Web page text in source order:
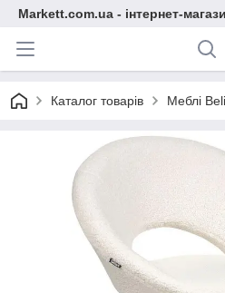
Markett.com.ua - інтернет-
Каталог товарів Меблі